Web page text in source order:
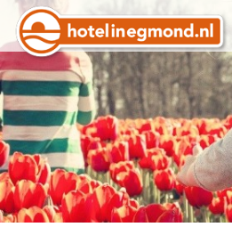
Zoeken:
Home
Hotels
Appartementen
Aanbiedingen & Evenementen